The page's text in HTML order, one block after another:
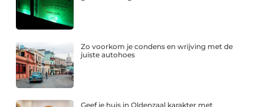
Zo voorkom je condens en wrijving met de
juiste autohoes
Geef je huis in Oldenzaal karakter met